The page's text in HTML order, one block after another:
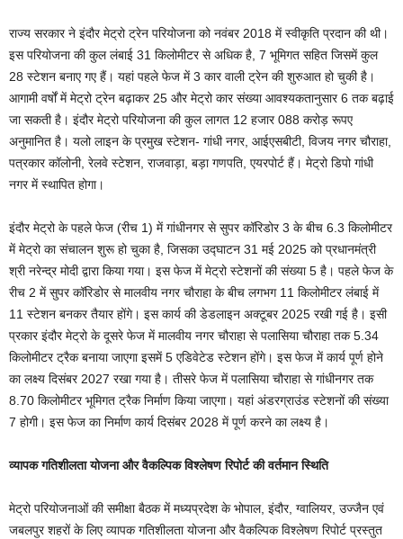
राज्य सरकार ने इंदौर मेट्रो ट्रेन परियोजना को नवंबर 2018 में स्वीकृति प्रदान की थी।
इस परियोजना की कुल लंबाई 31 किलोमीटर से अधिक है, 7 भूमिगत सहित जिसमें कुल
28 स्टेशन बनाए गए हैं। यहां पहले फेज में 3 कार वाली ट्रेन की शुरुआत हो चुकी है।
आगामी वर्षों में मेट्रो ट्रेन बढ़ाकर 25 और मेट्रो कार संख्या आवश्यकतानुसार 6 तक बढ़ाई
जा सकती है। इंदौर मेट्रो परियोजना की कुल लागत 12 हजार 088 करोड़ रूपए
अनुमानित है। यलो लाइन के प्रमुख स्टेशन- गांधी नगर, आईएसबीटी, विजय नगर चौराहा,
पत्रकार कॉलोनी, रेलवे स्टेशन, राजवाड़ा, बड़ा गणपति, एयरपोर्ट हैं। मेट्रो डिपो गांधी
नगर में स्थापित होगा।
इंदौर मेट्रो के पहले फेज (रीच 1) में गांधीनगर से सुपर कॉरिडोर 3 के बीच 6.3 किलोमीटर
में मेट्रो का संचालन शुरू हो चुका है, जिसका उद्घाटन 31 मई 2025 को प्रधानमंत्री
श्री नरेन्द्र मोदी द्वारा किया गया। इस फेज में मेट्रो स्टेशनों की संख्या 5 है। पहले फेज के
रीच 2 में सुपर कॉरिडोर से मालवीय नगर चौराहा के बीच लगभग 11 किलोमीटर लंबाई में
11 स्टेशन बनकर तैयार होंगे। इस कार्य की डेडलाइन अक्टूबर 2025 रखी गई है। इसी
प्रकार इंदौर मेट्रो के दूसरे फेज में मालवीय नगर चौराहा से पलासिया चौराहा तक 5.34
किलोमीटर ट्रैक बनाया जाएगा इसमें 5 एडिवेटेड स्टेशन होंगे। इस फेज में कार्य पूर्ण होने
का लक्ष्य दिसंबर 2027 रखा गया है। तीसरे फेज में पलासिया चौराहा से गांधीनगर तक
8.70 किलोमीटर भूमिगत ट्रैक निर्माण किया जाएगा। यहां अंडरग्राउंड स्टेशनों की संख्या
7 होगी। इस फेज का निर्माण कार्य दिसंबर 2028 में पूर्ण करने का लक्ष्य है।
व्यापक गतिशीलता योजना और वैकल्पिक विश्लेषण रिपोर्ट की वर्तमान स्थिति
मेट्रो परियोजनाओं की समीक्षा बैठक में मध्यप्रदेश के भोपाल, इंदौर, ग्वालियर, उज्जैन एवं
जबलपुर शहरों के लिए व्यापक गतिशीलता योजना और वैकल्पिक विश्लेषण रिपोर्ट प्रस्तुत